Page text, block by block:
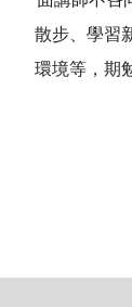
散步、學習
環境等，期